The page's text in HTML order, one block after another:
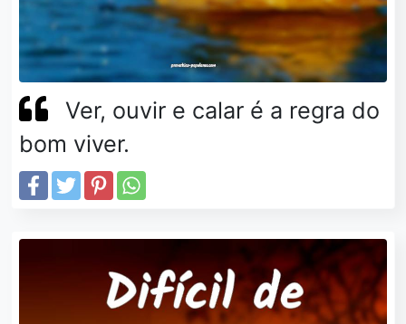
Ver, ouvir e calar é a regra do
bom viver.